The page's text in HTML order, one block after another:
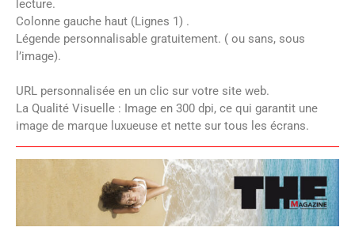
lecture.
Colonne gauche haut (Lignes 1) .
Légende personnalisable gratuitement. ( ou sans, sous
l’image).
URL personnalisée en un clic sur votre site web.
La Qualité Visuelle : Image en 300 dpi, ce qui garantit une
image de marque luxueuse et nette sur tous les écrans.